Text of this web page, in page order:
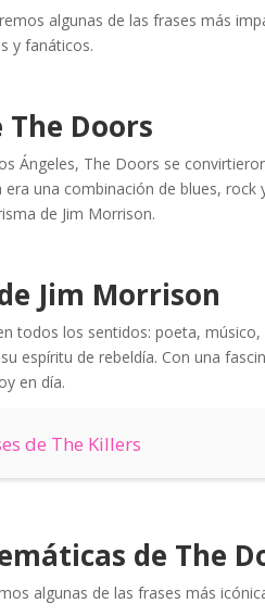
algunas de las frases más
y fanáticos.
The Doors
Ángeles, The Doors se
era una combinación de blues,
de Jim Morrison.
Jim Morrison
todos los sentidos: poeta,
espíritu de rebeldía. Con una
en día.
de The Killers
de The
algunas de las frases más